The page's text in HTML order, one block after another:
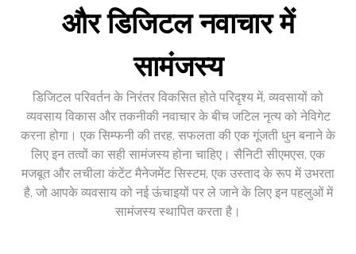
और डिजिटल नवाचार में
सामंजस्य
डिजिटल परिवर्तन के निरंतर विकसित होते परिदृश्य में, व्यवसायों को
व्यवसाय विकास और तकनीकी नवाचार के बीच जटिल नृत्य को नेविगेट
करना होगा। एक सिम्फनी की तरह, सफलता की एक गूंजती धुन बनाने के
लिए इन तत्वों का सही सामंजस्य होना चाहिए। सैनिटी सीएमएस, एक
मजबूत और लचीला कंटेंट मैनेजमेंट सिस्टम, एक उस्ताद के रूप में उभरता
है, जो आपके व्यवसाय को नई ऊंचाइयों पर ले जाने के लिए इन पहलुओं में
सामंजस्य स्थापित करता है।